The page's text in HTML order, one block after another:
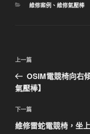
分
維修案例 、 維修氣壓棒
文
導
覽
上
一
篇
章
上一篇
OSIM電競椅向右
氣壓棒】
下
一
下一篇
維修雷蛇電競椅，坐